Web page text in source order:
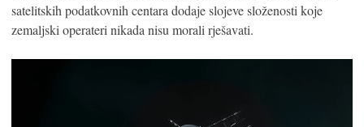
satelitskih podatkovnih centara dodaje slojeve složenosti koje
zemaljski operateri nikada nisu morali rješavati.